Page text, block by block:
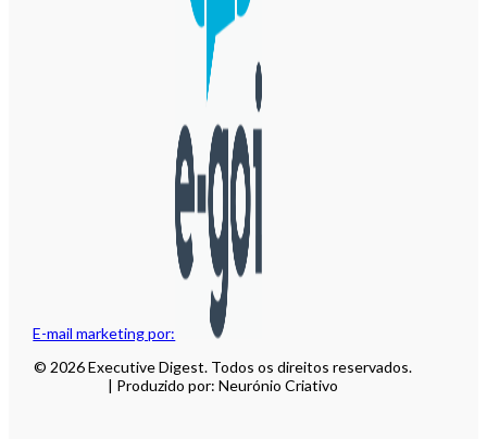
E-mail marketing por:
© 2026 Executive Digest. Todos os direitos reservados.
| Produzido por: Neurónio Criativo